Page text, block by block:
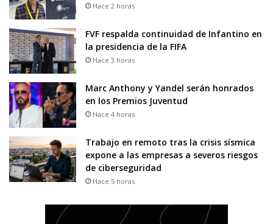
Hace 2 horas
FVF respalda continuidad de Infantino en
la presidencia de la FIFA
Hace 3 horas
Marc Anthony y Yandel serán honrados
en los Premios Juventud
Hace 4 horas
Trabajo en remoto tras la crisis sísmica
expone a las empresas a severos riesgos
de ciberseguridad
Hace 5 horas